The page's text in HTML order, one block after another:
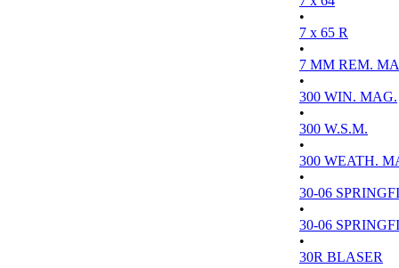
•
7 x 65 R
•
7 MM REM.
•
300 WIN. MAG.
•
300 W.S.M.
•
300 WEATH.
•
30-06
•
30-06
•
30R BLASER